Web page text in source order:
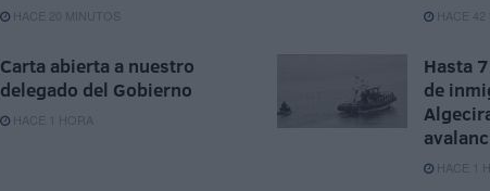
HACE 20 MINUTOS HACE 42
Carta abierta a nuestro
delegado del Gobierno
HACE 1 HORA
Hasta
de
HACE 1